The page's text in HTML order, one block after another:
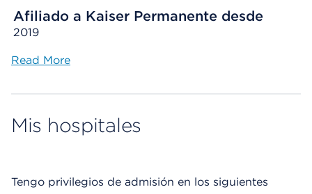
Afiliado a Kaiser Permanente desde
2019
Read More
Mis hospitales
Tengo privilegios de admisión en los siguientes